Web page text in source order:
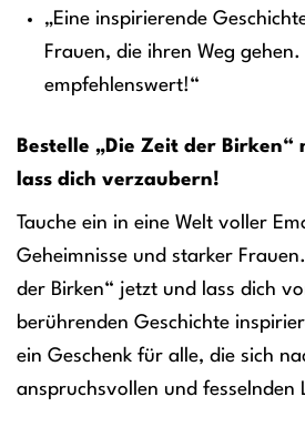
„Eine inspirierende
Frauen, die ihren Weg
empfehlenswert!“
Bestelle „Die Zeit der Birken“
lass dich verzaubern!
Tauche ein in eine Welt voller
Geheimnisse und starker
der Birken“ jetzt und lass dich
berührenden Geschichte
ein Geschenk für alle, die sich
anspruchsvollen und fesselnden